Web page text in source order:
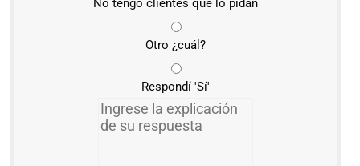
No tengo clientes que lo pidan
Otro ¿cuál?
Respondí 'Sí'